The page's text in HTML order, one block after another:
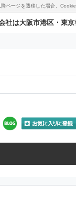
ージを遷移した場合、
社は大阪市港区・東